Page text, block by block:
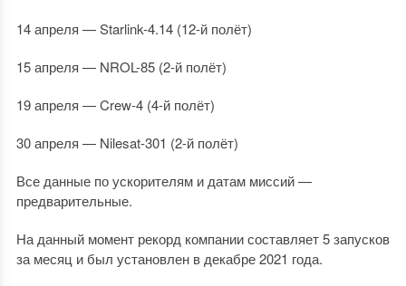
14 апреля — Starlink-4.14 (12-й полёт)
15 апреля — NROL-85 (2-й полёт)
19 апреля — Crew-4 (4-й полёт)
30 апреля — Nilesat-301 (2-й полёт)
Все данные по ускорителям и датам миссий —
предварительные.
На данный момент рекорд компании составляет 5 запусков
за месяц и был установлен в декабре 2021 года.